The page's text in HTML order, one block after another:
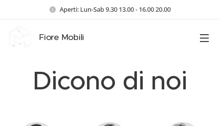
Aperti: Lun-Sab 9.30 13.00 - 16.00 20.00
Fiore Mobili
Dicono di noi